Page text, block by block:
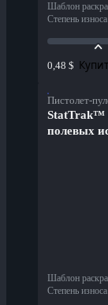
Шаблон
Степень износа
0,48 $
Пистолет-
StatTrak™
полевых
Шаблон
Степень износа